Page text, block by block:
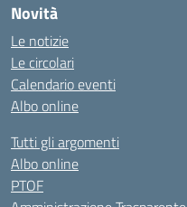
Novità
Le notizie
Le circolari
Calendario eventi
Albo online
Tutti gli argomenti
Albo online
PTOF